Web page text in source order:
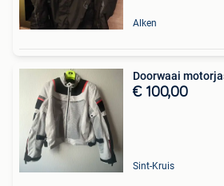
Alken
Doorwaai
€ 100,00
Sint-Kruis